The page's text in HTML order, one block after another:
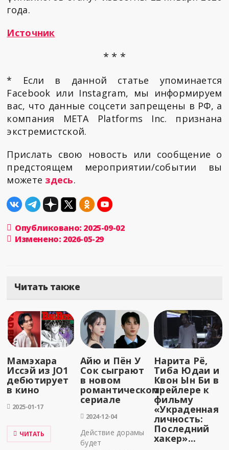
года.
Источник
* * *
* Если в данной статье упоминается
Facebook или Instagram, мы информируем
вас, что данные соцсети запрещены в РФ, а
компания META Platforms Inc. признана
экстремистской.
Прислать свою новость или сообщение о
предстоящем мероприятии/событии вы
можете здесь.
Опубликовано: 2025-09-02
Изменено: 2026-05-29
Читать также
Мамэхара
Иссэй из JO1
дебютирует
в кино
2025-01-17
ЧИТАТЬ
Айю и Пён У
Сок сыграют
в новом
романтическом
сериале
2024-12-04
Действие дорамы
будет
Нарита Рё,
Тиба Юдаи и
Квон Ын Би в
трейлере к
фильму
«Украденная
личность:
Последний
хакер»...